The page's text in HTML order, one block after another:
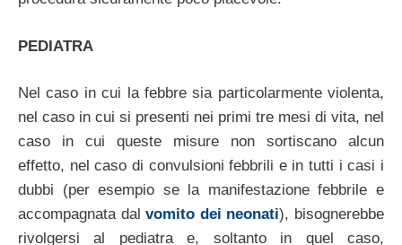
PEDIATRA
Nel caso in cui la febbre sia particolarmente violenta,
nel caso in cui si presenti nei primi tre mesi di vita, nel
caso in cui queste misure non sortiscano alcun
effetto, nel caso di convulsioni febbrili e in tutti i casi i
dubbi (per esempio se la manifestazione febbrile e
accompagnata dal vomito dei neonati), bisognerebbe
rivolgersi al pediatra e, soltanto in quel caso,